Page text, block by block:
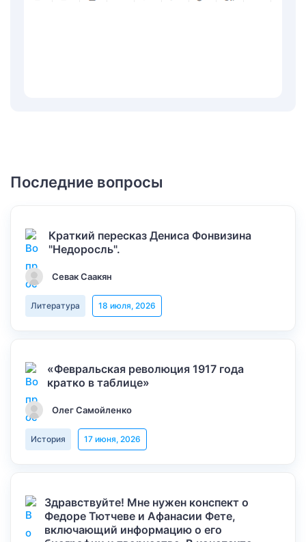
Последние вопросы
Краткий пересказ Дениса Фонвизина
"Недоросль".
Севак Саакян
Литература 18 июля, 2026
«Февральская революция 1917 года
кратко в таблице»
Олег Самойленко
История 17 июня, 2026
Здравствуйте! Мне нужен конспект о
Федоре Тютчеве и Афанасии Фете,
включающий информацию о его